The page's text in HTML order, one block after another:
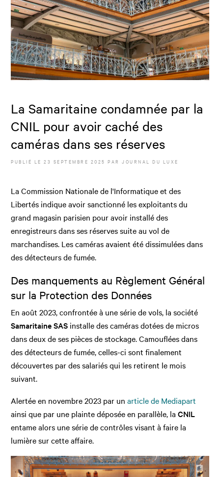
La Samaritaine condamnée par la
CNIL pour avoir caché des
caméras dans ses réserves
PUBLIÉ LE23 SEPTEMBRE 2025 PAR JOURNAL DU LUXE
La Commission Nationale de l'Informatique et des
Libertés indique avoir sanctionné les exploitants du
grand magasin parisien pour avoir installé des
enregistreurs dans ses réserves suite au vol de
marchandises. Les caméras avaient été dissimulées dans
des détecteurs de fumée.
Des manquements au Règlement Général
sur la Protection des Données
En août 2023, confrontée à une série de vols, la société
Samaritaine SAS installe des caméras dotées de micros
dans deux de ses pièces de stockage. Camouflées dans
des détecteurs de fumée, celles-ci sont finalement
découvertes par des salariés qui les retirent le mois
suivant.
Alertée en novembre 2023 par unarticle de Mediapart
ainsi que par une plainte déposée en parallèle, laCNIL
entame alors une série de contrôles visant à faire la
lumière sur cette affaire.